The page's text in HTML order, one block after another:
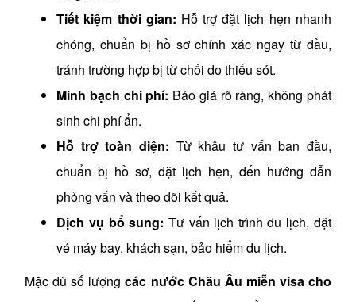
Tiết kiệm thời gian: Hỗ trợ đặt lịch hẹn nhanh
chóng, chuẩn bị hồ sơ chính xác ngay từ đầu,
tránh trường hợp bị từ chối do thiếu sót.
Minh bạch chi phí: Báo giá rõ ràng, không phát
sinh chi phí ẩn.
Hỗ trợ toàn diện: Từ khâu tư vấn ban đầu,
chuẩn bị hồ sơ, đặt lịch hẹn, đến hướng dẫn
phỏng vấn và theo dõi kết quả.
Dịch vụ bổ sung: Tư vấn lịch trình du lịch, đặt
vé máy bay, khách sạn, bảo hiểm du lịch.
Mặc dù số lượngcác nước Châu Âu miễn visa cho